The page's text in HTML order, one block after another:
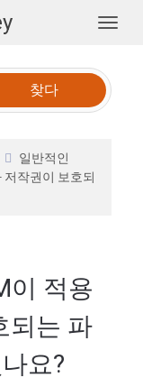
일반적인
작권이 보호되
이 적용
되는 파
요?